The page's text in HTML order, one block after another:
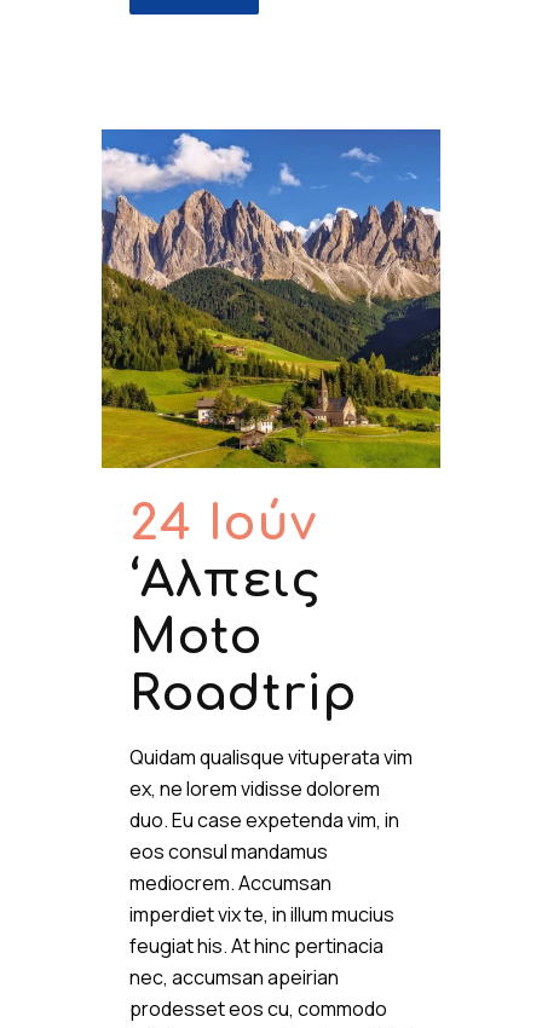
24 Ιούν
‘Aλπεις
Moto
Roadtrip
Quidam qualisque vituperata vim
ex, ne lorem vidisse dolorem
duo. Eu case expetenda vim, in
eos consul mandamus
mediocrem. Accumsan
imperdiet vix te, in illum mucius
feugiat his. At hinc pertinacia
nec, accumsan apeirian
prodesset eos cu, commodo